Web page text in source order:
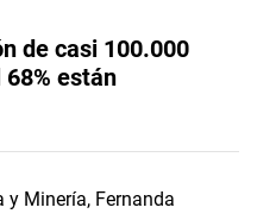
de casi 100.000
están